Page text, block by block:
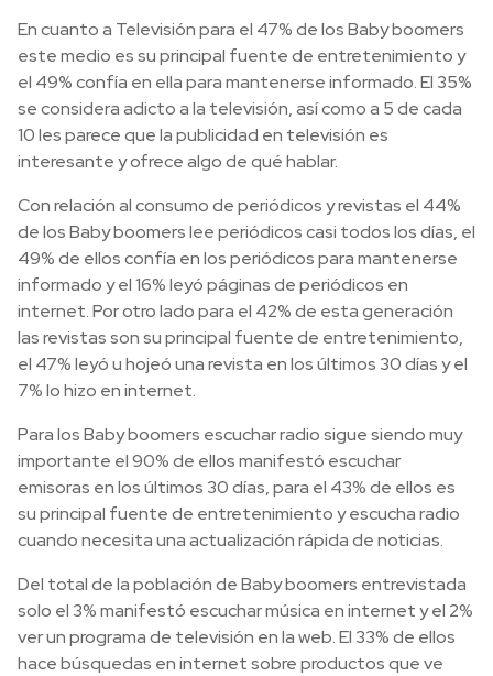
En cuanto a Televisión para el 47% de los Baby boomers
este medio es su principal fuente de entretenimiento y
el 49% confía en ella para mantenerse informado. El 35%
se considera adicto a la televisión, así como a 5 de cada
10 les parece que la publicidad en televisión es
interesante y ofrece algo de qué hablar.
Con relación al consumo de periódicos y revistas el 44%
de los Baby boomers lee periódicos casi todos los días, el
49% de ellos confía en los periódicos para mantenerse
informado y el 16% leyó páginas de periódicos en
internet. Por otro lado para el 42% de esta generación
las revistas son su principal fuente de entretenimiento,
el 47% leyó u hojeó una revista en los últimos 30 días y el
7% lo hizo en internet.
Para los Baby boomers escuchar radio sigue siendo muy
importante el 90% de ellos manifestó escuchar
emisoras en los últimos 30 días, para el 43% de ellos es
su principal fuente de entretenimiento y escucha radio
cuando necesita una actualización rápida de noticias.
Del total de la población de Baby boomers entrevistada
solo el 3% manifestó escuchar música en internet y el 2%
ver un programa de televisión en la web. El 33% de ellos
hace búsquedas en internet sobre productos que ve